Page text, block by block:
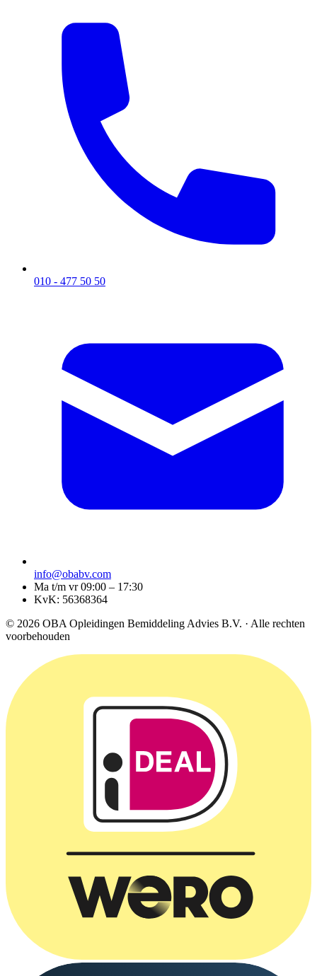
010 - 477 50 50
info@obabv.com
Ma t/m vr 09:00 – 17:30
KvK: 56368364
© 2026 OBA Opleidingen Bemiddeling Advies B.V. · Alle rechten
voorbehouden